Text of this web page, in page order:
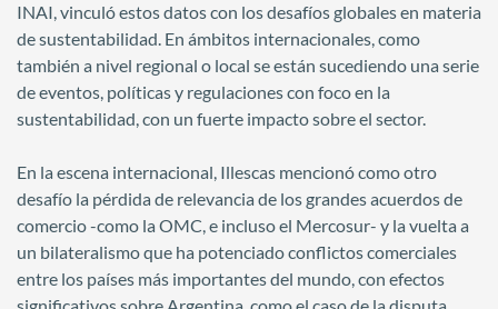
INAI, vinculó estos datos con los desafíos globales en materia
de sustentabilidad. En ámbitos internacionales, como
también a nivel regional o local se están sucediendo una serie
de eventos, políticas y regulaciones con foco en la
sustentabilidad, con un fuerte impacto sobre el sector.
En la escena internacional, Illescas mencionó como otro
desafío la pérdida de relevancia de los grandes acuerdos de
comercio -como la OMC, e incluso el Mercosur- y la vuelta a
un bilateralismo que ha potenciado conflictos comerciales
entre los países más importantes del mundo, con efectos